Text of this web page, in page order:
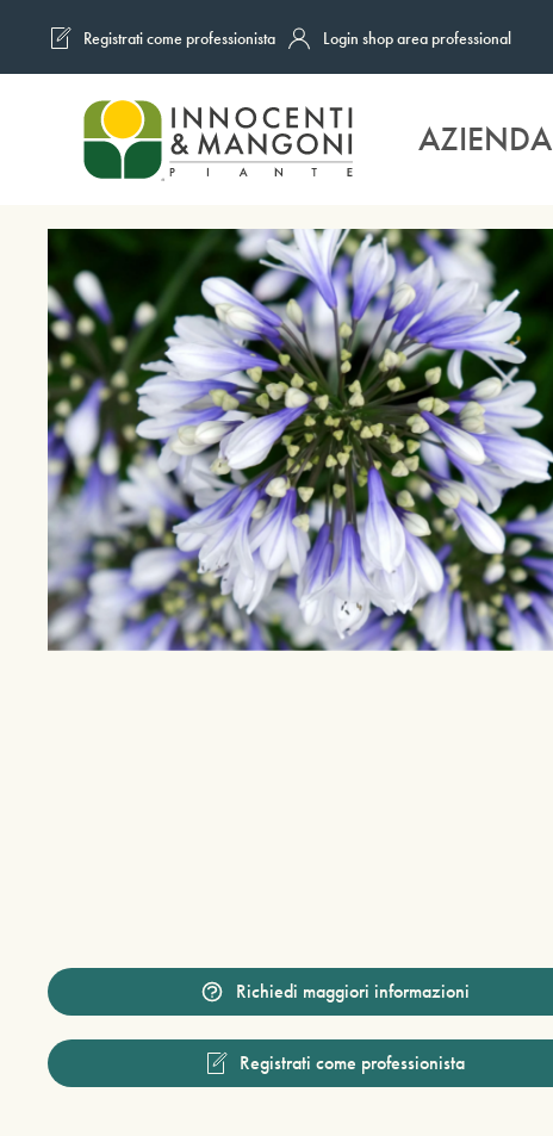
Skip to main content
Registrati come professionista Login shop area professional
AZIENDA
Richiedi maggiori informazioni
Registrati come professionista